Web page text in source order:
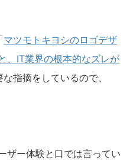
マツモトキヨシのロゴデザ
、IT業界の根本的なズレが
な指摘をしているので、
ザー体験と口では言ってい